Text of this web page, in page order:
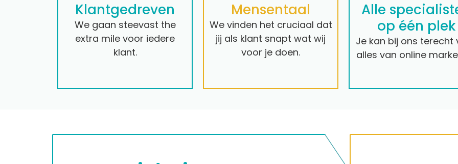
Klantgedreven
We gaan steevast the
extra mile voor iedere
klant.
Mensentaal
We vinden het cruciaal dat
jij als klant snapt wat wij
voor je doen.
Alle
op één plek
Je kan bij ons terecht
alles van online